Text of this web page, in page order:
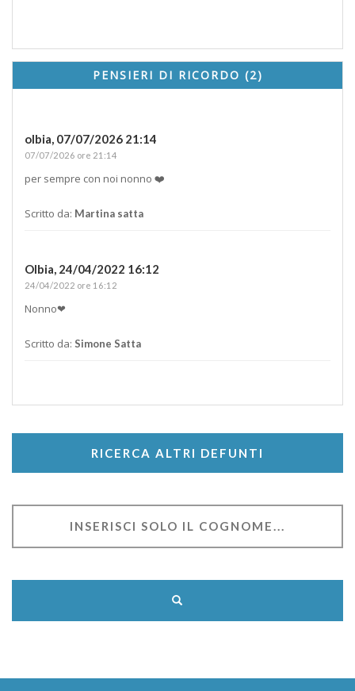
PENSIERI DI RICORDO (2)
olbia, 07/07/2026 21:14
07/07/2026 ore 21:14
per sempre con noi nonno ❤️
Scritto da: Martina satta
Olbia, 24/04/2022 16:12
24/04/2022 ore 16:12
Nonno❤
Scritto da: Simone Satta
RICERCA ALTRI DEFUNTI